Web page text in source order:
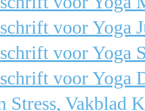
voor Yoga
voor Yoga
voor Yoga
Stress, Vakblad